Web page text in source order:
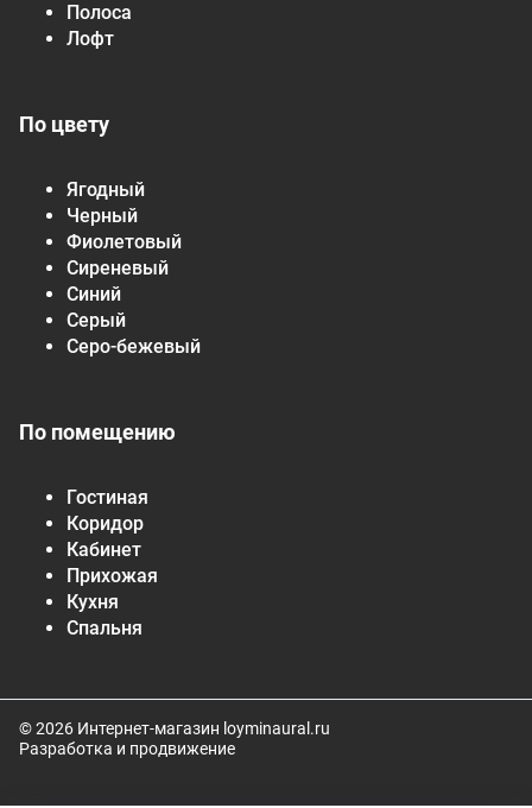
Полоса
Лофт
По цвету
Ягодный
Черный
Фиолетовый
Сиреневый
Синий
Серый
Серо-бежевый
По помещению
Гостиная
Коридор
Кабинет
Прихожая
Кухня
Спальня
© 2026 Интернет-магазин loyminaural.ru
Разработка и продвижение